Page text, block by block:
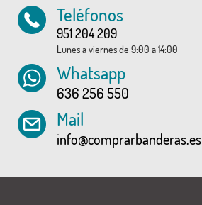
Teléfonos
951 204 209
Lunes a viernes de 9:00 a 14:00
Whatsapp
636 256 550
Mail
info@comprarbanderas.es